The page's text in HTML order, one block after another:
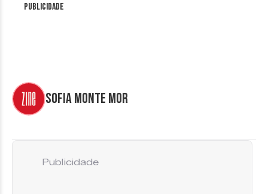
Publicidade
Sofia Monte Mor
Publicidade